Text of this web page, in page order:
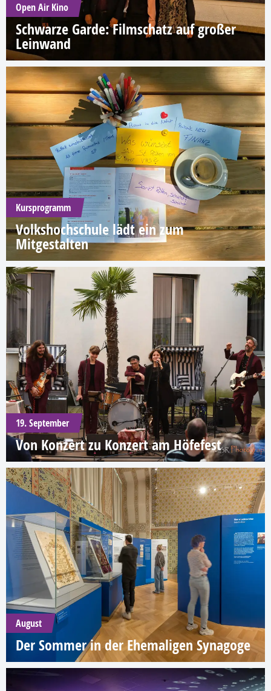
Open Air Kino
Schwarze Garde: Filmschatz auf großer
Leinwand
Kursprogramm
Volkshochschule lädt ein zum
Mitgestalten
19. September
Von Konzert zu Konzert am Höfefest
August
Der Sommer in der Ehemaligen Synagoge